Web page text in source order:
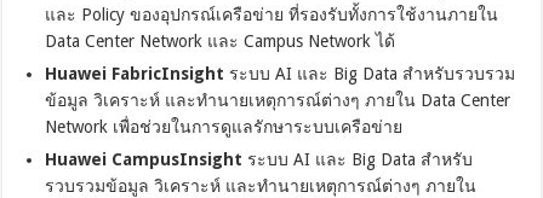
และ Policy ของอุปกรณ์เครือข่าย ที่รองรับทั้งการใช้งานภายใน
Data Center Network และ Campus Network ได้
Huawei FabricInsight ระบบ AI และ Big Data สำหรับรวบรวม
ข้อมูล วิเคราะห์ และทำนายเหตุการณ์ต่างๆ ภายใน Data Center
Network เพื่อช่วยในการดูแลรักษาระบบเครือข่าย
Huawei CampusInsight ระบบ AI และ Big Data สำหรับ
รวบรวมข้อมูล วิเคราะห์ และทำนายเหตุการณ์ต่างๆ ภายใน